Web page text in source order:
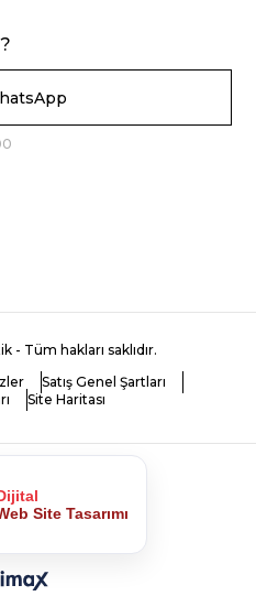
- Tüm hakları saklıdır.
Satış Genel Şartları
Site Haritası
Site Tasarımı